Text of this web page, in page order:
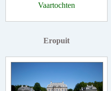
Vaartochten
Eropuit